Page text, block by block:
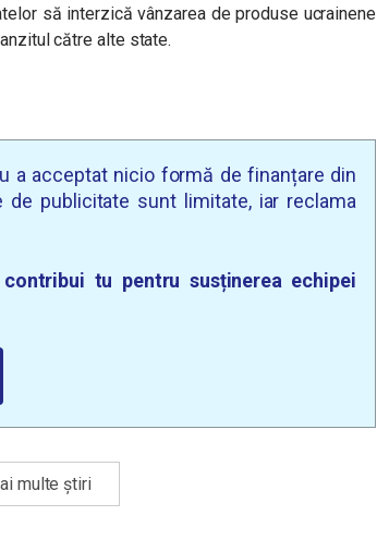
să interzică vânzarea de produse ucrainene
către alte state.
a acceptat nicio formă de finanțare din
de publicitate sunt limitate, iar reclama
tu pentru susținerea echipei
multe știri